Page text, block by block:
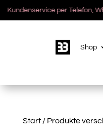
Kundenservice per Telefon,
Shop
Start/ Produkte